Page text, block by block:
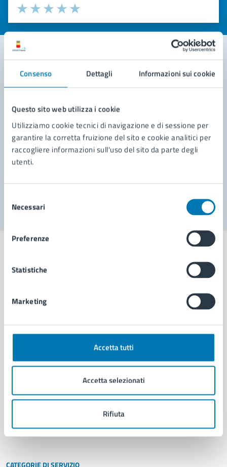
Consenso Dettagli Informazioni sui cookie
Questo sito web utilizza i cookie
Utilizziamo cookie tecnici di navigazione e di sessione per
garantire la corretta fruizione del sito e cookie analitici per
raccogliere informazioni sull'uso del sito da parte degli
utenti.
delNecessari
Preferenze
Statistiche
Marketing
Accetta tutti
Accetta selezionati
Rifiuta
Valuta la chiarezza delle informazioni (da 1 a 5 stelle)
Seleziona il numero di stelle per valutare la chiarezza delle
Valuta 5 stelle su 5
Valuta 4 stelle su 5
Valuta 3 stelle su 5
Valuta 2 stelle su 5
Valuta 1 stelle su 5
Contatta il comune
Richiedi assistenza
Prenota appuntamento
Problemi in città
Aree amministrative
Uffici
Politici
Intranet, posta aziendale e protocollo
CATEGORIE DI SERVIZIO